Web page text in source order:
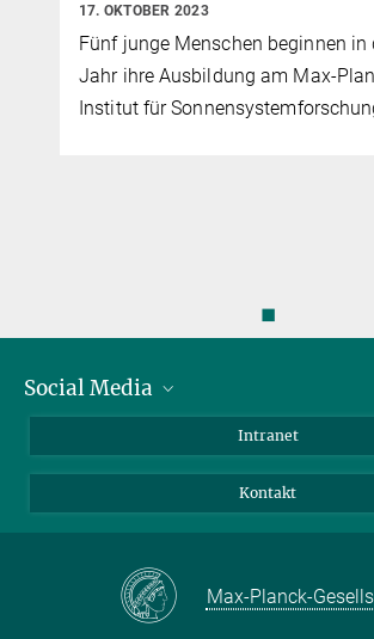
17. OKTOBER 2023
Fünf junge Menschen beginnen in
Jahr ihre Ausbildung am Max-
Institut für
◼
Social Media
Instagram
Mastodon
Intranet
Kontakt
Max-Planck-